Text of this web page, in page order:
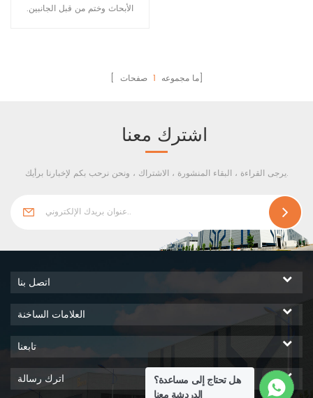
الأبحاث وختم من قبل الجانبين.
المواد الأساسية مثل الصوف
[ ما مجموعه 1 صفحات]
اشترك معنا
يرجى القراءة ، البقاء المنشورة ، الاشتراك ، ونحن نرحب بكم لإخبارنا برأيك.
هل تحتاج إلى مساعدة؟
اتصل بنا
العلامات الساخنة
تابعنا
اترك رسالة